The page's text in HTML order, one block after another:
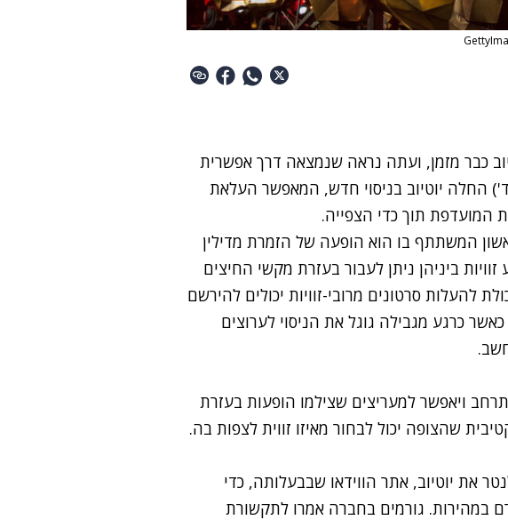
כבר מזמן, ועתה נראה שנמצאה דרך אפשרית
החלה יוטיוב בניסוי חדש, המאפשר העלאת
המועדפת תוך כדי הצפייה.
המשתתף בו הוא הופעה של הזמרת מדילין
ביניהן ניתן לעבור בעזרת מקשי החיצים
ביכולת להעלות סרטונים מרובי-זוויות יכולים להירשם
כרגע מגבילה גוגל את הניסוי לערוצים
ויאפשר למעריצים שצילמו הופעות בעזרת
שהצופה יכול לבחור מאיזו זווית לצפות בה.
את יוטיוב, אתר הווידאו שבבעלותה, כדי
במהירות. גורמים בחברה אמרו לתקשורת